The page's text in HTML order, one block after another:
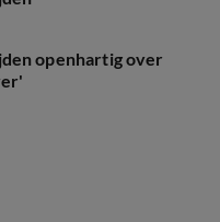
openhartig over